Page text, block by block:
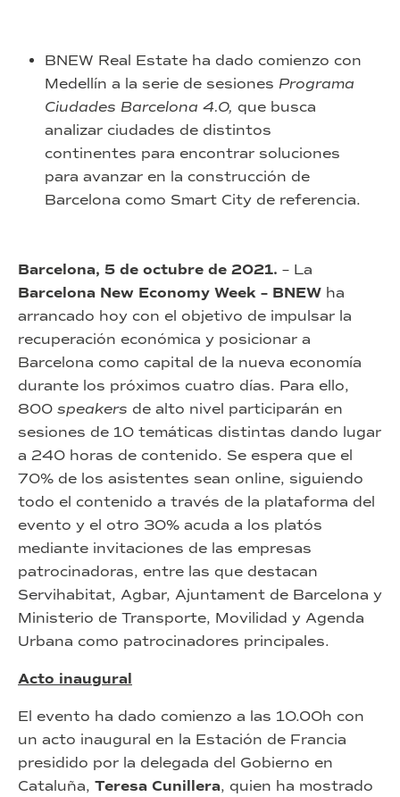
BNEW Real Estate ha dado comienzo con
Medellín a la serie de sesiones Programa
Ciudades Barcelona 4.0, que busca
analizar ciudades de distintos
continentes para encontrar soluciones
para avanzar en la construcción de
Barcelona como Smart City de referencia.
Barcelona, 5 de octubre de 2021. – La
Barcelona New Economy Week – BNEW ha
arrancado hoy con el objetivo de impulsar la
recuperación económica y posicionar a
Barcelona como capital de la nueva economía
durante los próximos cuatro días. Para ello,
800 speakers de alto nivel participarán en
sesiones de 10 temáticas distintas dando lugar
a 240 horas de contenido. Se espera que el
70% de los asistentes sean online, siguiendo
todo el contenido a través de la plataforma del
evento y el otro 30% acuda a los platós
mediante invitaciones de las empresas
patrocinadoras, entre las que destacan
Servihabitat, Agbar, Ajuntament de Barcelona y
Ministerio de Transporte, Movilidad y Agenda
Urbana como patrocinadores principales.
Acto inaugural
El evento ha dado comienzo a las 10.00h con
un acto inaugural en la Estación de Francia
presidido por la delegada del Gobierno en
Cataluña, Teresa Cunillera, quien ha mostrado